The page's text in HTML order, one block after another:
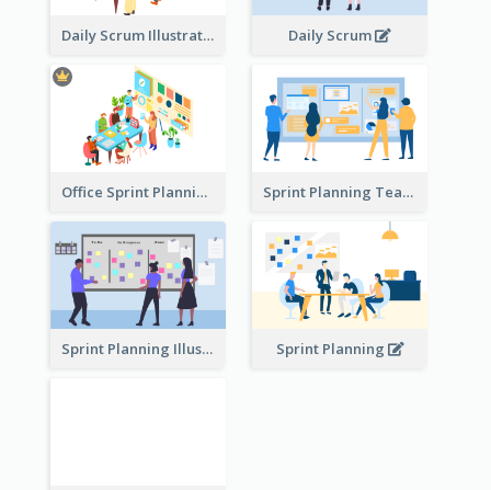
Daily Scrum Illustration Daily Scrum
Office Sprint Planning Sprint Planning Team
Sprint Planning Illustration Sprint Planning